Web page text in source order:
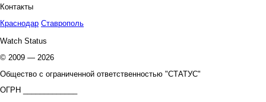
Контакты
Краснодар Ставрополь
Watch Status
© 2009 — 2026
Общество с ограниченной ответственностью "СТАТУС"
ОГРН _____________